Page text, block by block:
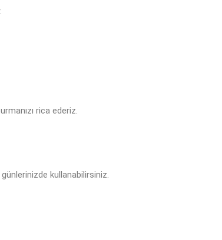
rica ederiz.
kullanabilirsiniz.